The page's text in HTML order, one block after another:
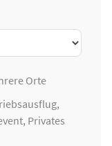
Orte
,
, Privates